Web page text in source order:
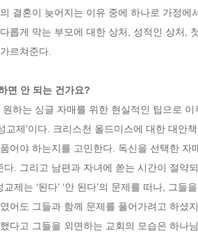
결혼이 늦어지는 이유 중에 하나로 가정
롭게 막는 부모에 대한 상처, 성적인 상처,
르쳐준다.
면 안 되는 건가요?
하는 싱글 자매를 위한 현실적인 팁으로 이
교제’이다. 크리스천 올드미스에 대한 대
어야 하는지를 고민한다. 독신을 선택한
다. 그리고 남편과 자녀에 쏟는 시간이 절약
제는 ‘된다’ ‘안 된다’의 문제를 떠나, 그
어도 그들과 함께 문제를 풀어가려고 하셨
다고 그들을 외면하는 교회의 모습은 하나